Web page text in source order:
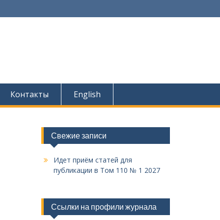
Контакты English
Свежие записи
Идет приём статей для
публикации в Том 110 № 1 2027
Ссылки на профили журнала